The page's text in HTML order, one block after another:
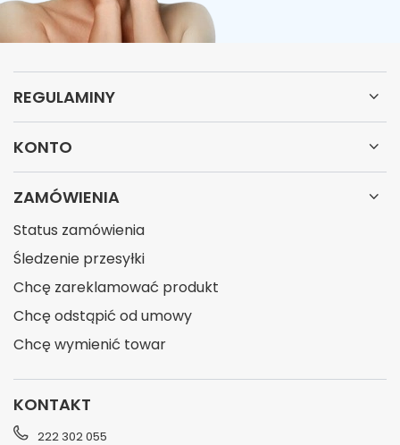
REGULAMINY
KONTO
ZAMÓWIENIA
Status zamówienia
Śledzenie przesyłki
Chcę zareklamować produkt
Chcę odstąpić od umowy
Chcę wymienić towar
KONTAKT
222 302 055